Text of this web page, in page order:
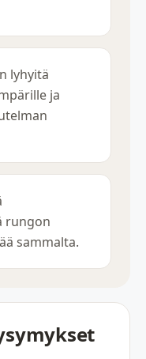
lyhyitä
ja
rungon
sammalta.